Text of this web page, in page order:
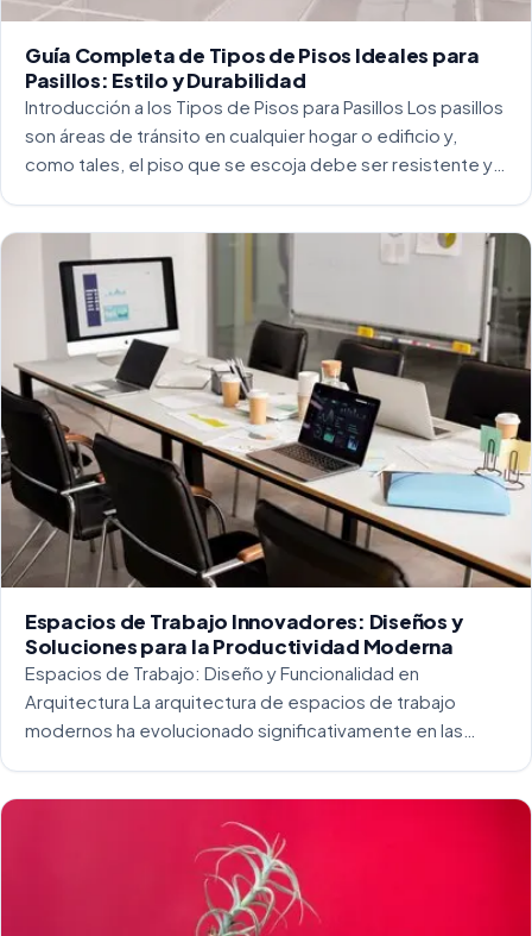
Guía Completa de Tipos de Pisos Ideales para
Pasillos: Estilo y Durabilidad
Introducción a los Tipos de Pisos para Pasillos Los pasillos
son áreas de tránsito en cualquier hogar o edificio y,
como tales, el piso que se escoja debe ser resistente y
Espacios de Trabajo Innovadores: Diseños y
Soluciones para la Productividad Moderna
Espacios de Trabajo: Diseño y Funcionalidad en
Arquitectura La arquitectura de espacios de trabajo
modernos ha evolucionado significativamente en las